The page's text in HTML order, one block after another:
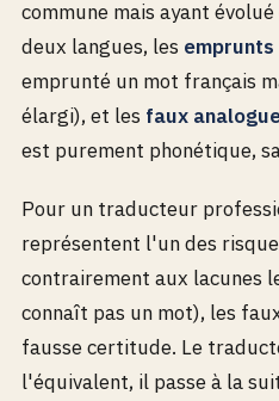
commune mais ayant
deux langues, les
emprunté un mot français
élargi), et les faux
est purement phonétique,
Pour un traducteur
représentent l'un des
contrairement aux lacunes
connaît pas un mot), les
fausse certitude. Le
l'équivalent, il passe à la